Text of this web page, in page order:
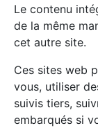
Le contenu
de la même
cet autre site.
Ces sites web
vous, utiliser
suivis tiers,
embarqués si